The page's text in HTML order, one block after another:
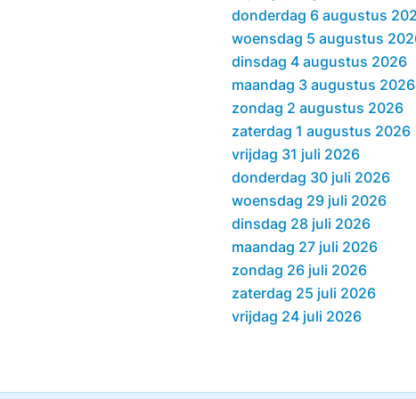
donderdag 6 augustus
woensdag 5 augustus
dinsdag 4 augustus 2026
maandag 3 augustus 2026
zondag 2 augustus 2026
zaterdag 1 augustus 2026
vrijdag 31 juli 2026
donderdag 30 juli 2026
woensdag 29 juli 2026
dinsdag 28 juli 2026
maandag 27 juli 2026
zondag 26 juli 2026
zaterdag 25 juli 2026
vrijdag 24 juli 2026